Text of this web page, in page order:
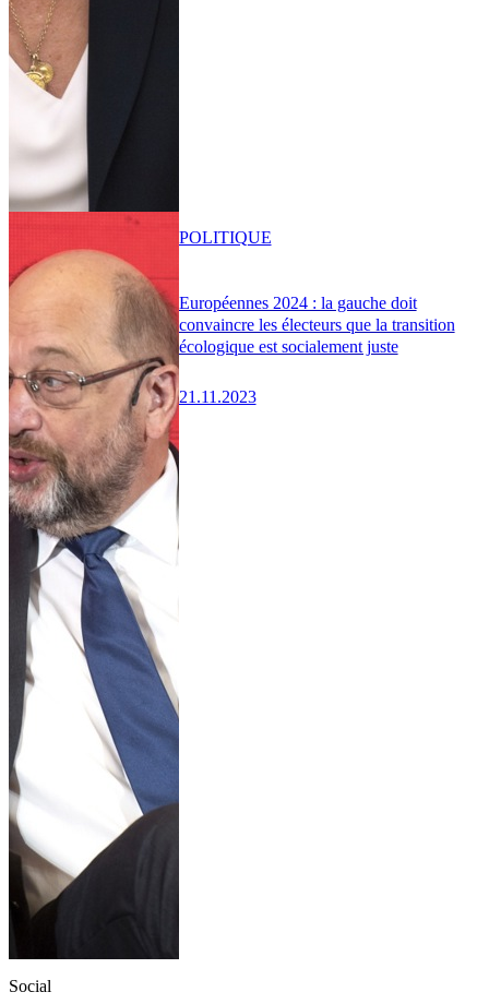
Européennes 2024 : la gauche doit
convaincre les électeurs que la transition
écologique est socialement juste
21.11.2023
POLITIQUE
Social